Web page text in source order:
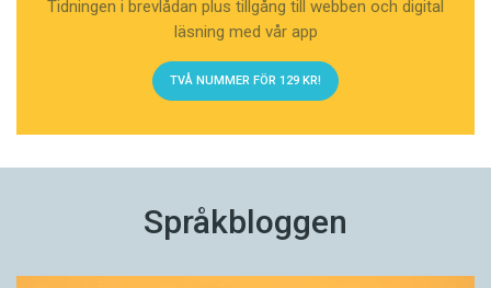
Tidningen i brevlådan plus tillgång till webben och digital
läsning med vår app
TVÅ NUMMER FÖR 129 KR!
Språkbloggen